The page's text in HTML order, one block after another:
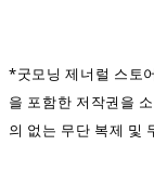
*굿모닝 제너럴 스토
을 포함한 저작권을
의 없는 무단 복제 및